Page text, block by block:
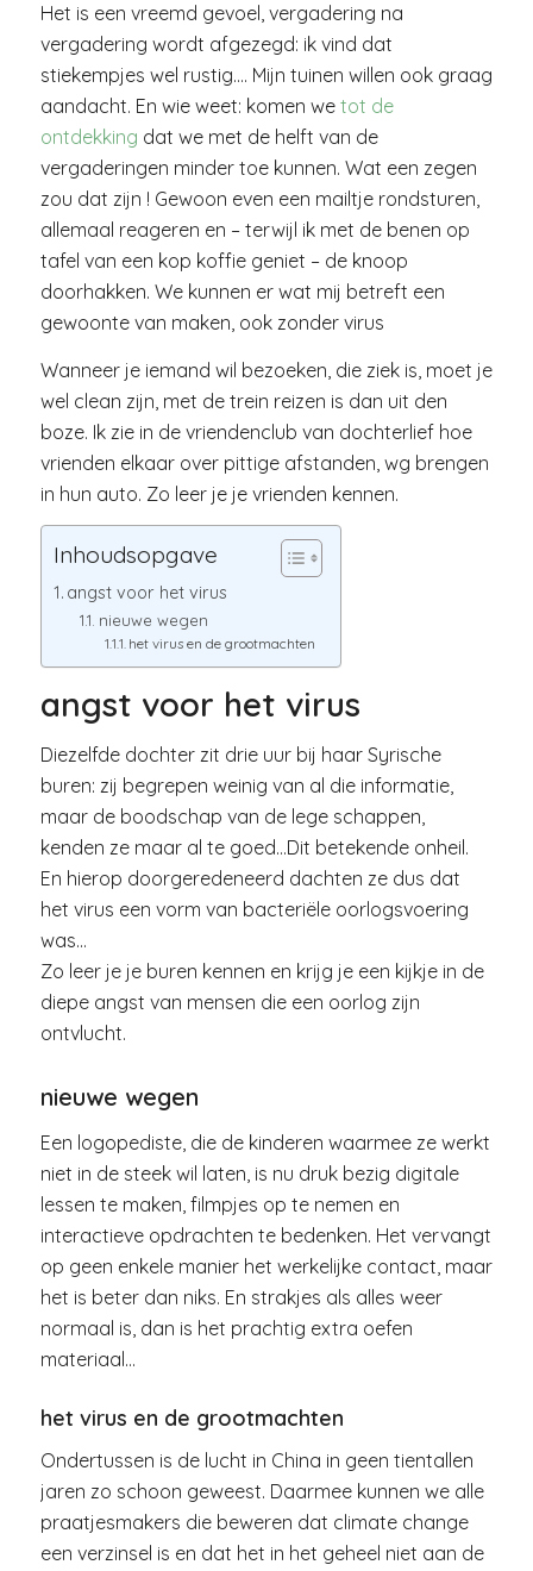
Het is een vreemd gevoel, vergadering na
vergadering wordt afgezegd: ik vind dat
stiekempjes wel rustig…. Mijn tuinen willen ook graag
aandacht. En wie weet: komen we tot de
ontdekking dat we met de helft van de
vergaderingen minder toe kunnen. Wat een zegen
zou dat zijn ! Gewoon even een mailtje rondsturen,
allemaal reageren en – terwijl ik met de benen op
tafel van een kop koffie geniet – de knoop
doorhakken. We kunnen er wat mij betreft een
gewoonte van maken, ook zonder virus
Wanneer je iemand wil bezoeken, die ziek is, moet je
wel clean zijn, met de trein reizen is dan uit den
boze. Ik zie in de vriendenclub van dochterlief hoe
vrienden elkaar over pittige afstanden, wg brengen
in hun auto. Zo leer je je vrienden kennen.
Inhoudsopgave
angst voor het virus
nieuwe wegen
het virus en de grootmachten
angst voor het virus
Diezelfde dochter zit drie uur bij haar Syrische
buren: zij begrepen weinig van al die informatie,
maar de boodschap van de lege schappen,
kenden ze maar al te goed…Dit betekende onheil.
En hierop doorgeredeneerd dachten ze dus dat
het virus een vorm van bacteriële oorlogsvoering
was…
Zo leer je je buren kennen en krijg je een kijkje in de
diepe angst van mensen die een oorlog zijn
ontvlucht.
nieuwe wegen
Een logopediste, die de kinderen waarmee ze werkt
niet in de steek wil laten, is nu druk bezig digitale
lessen te maken, filmpjes op te nemen en
interactieve opdrachten te bedenken. Het vervangt
op geen enkele manier het werkelijke contact, maar
het is beter dan niks. En strakjes als alles weer
normaal is, dan is het prachtig extra oefen
materiaal…
het virus en de grootmachten
Ondertussen is de lucht in China in geen tientallen
jaren zo schoon geweest. Daarmee kunnen we alle
praatjesmakers die beweren dat climate change
een verzinsel is en dat het in het geheel niet aan de